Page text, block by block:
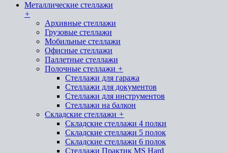
Металлические стеллажи
+
Архивные стеллажи
Грузовые стеллажи
Мобильные стеллажи
Офисные стеллажи
Паллетные стеллажи
Полочные стеллажи +
Стеллажи для гаража
Стеллажи для документов
Стеллажи для инструментов
Стеллажи на балкон
Складские стеллажи +
Складские стеллажи 4 полки
Складские стеллажи 5 полок
Складские стеллажи 6 полок
Стеллажи Практик MS Hard